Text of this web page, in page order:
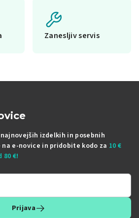
Zanesljiv servis
izdelkih in posebnih
e-novice in pridobite kodo za 10 €
80 €!
Prijava